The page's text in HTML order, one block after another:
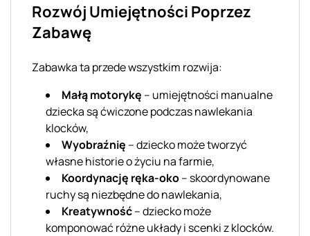
Rozwój Umiejętności Poprzez
Zabawę
Zabawka ta przede wszystkim rozwija:
Małą motorykę – umiejętności manualne
dziecka są ćwiczone podczas nawlekania
klocków,
Wyobraźnię – dziecko może tworzyć
własne historie o życiu na farmie,
Koordynację ręka-oko– skoordynowane
ruchy są niezbędne do nawlekania,
Kreatywność– dziecko może
komponować różne układy i scenki z klocków.